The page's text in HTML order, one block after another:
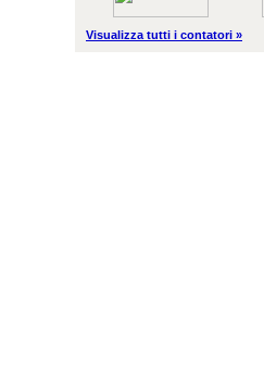
Visualizza tutti i contatori »